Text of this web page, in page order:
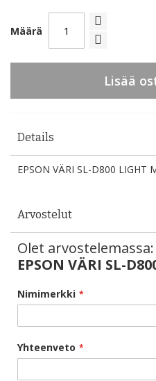
Määrä
Lisää
Details
EPSON VÄRI SL-D800 LIGHT
Arvostelut
Olet arvostelemassa:
EPSON VÄRI SL-
Nimimerkki
Yhteenveto